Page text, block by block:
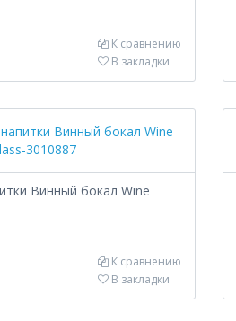
К сравнению
В закладки
Винный бокал Wine
К сравнению
В закладки